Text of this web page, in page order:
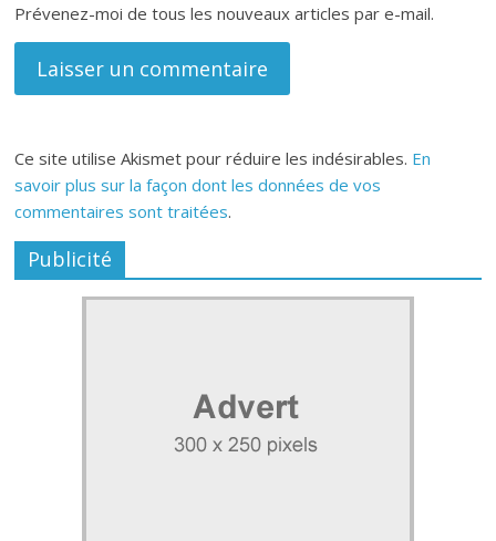
Prévenez-moi de tous les nouveaux articles par e-mail.
Ce site utilise Akismet pour réduire les indésirables. En
savoir plus sur la façon dont les données de vos
commentaires sont traitées.
Publicité